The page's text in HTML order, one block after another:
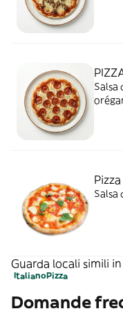
Salsa
Salsa
Guarda locali simili
ItalianoPizza
Domande